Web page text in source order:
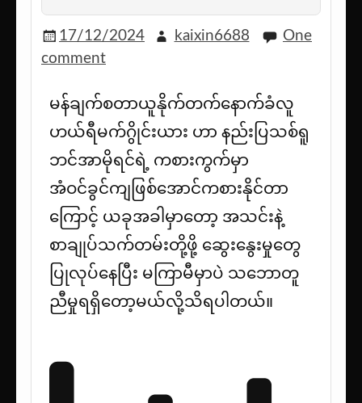
17/12/2024 kaixin6688
One
comment
မန်ချက်စတာယူနိုက်တက်နောက်ခံလူ
ဟယ်ရီမက်ဂွိုင်းယား ဟာ နည်းပြသစ်ရူ
ဘင်အာမိုရင်ရဲ့ ကစားကွက်မှာ
အံဝင်ခွင်ကျဖြစ်အောင်ကစားနိုင်တာ
ကြောင့် ယခုအခါမှာတော့ အသင်းနဲ့
စာချုပ်သက်တမ်းတို့ဖို့ ဆွေးနွေးမှုတွေ
ပြုလုပ်နေပြီး မကြာမီမှာပဲ သဘောတူ
ညီမှုရရှိတော့မယ်လို့သိရပါတယ်။